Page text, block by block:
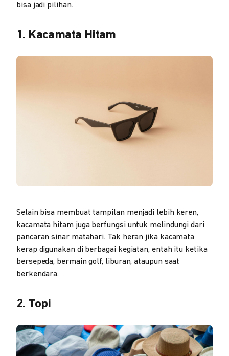
bisa jadi pilihan.
1. Kacamata Hitam
Selain bisa membuat tampilan menjadi lebih keren,
kacamata hitam juga berfungsi untuk melindungi dari
pancaran sinar matahari. Tak heran jika kacamata
kerap digunakan di berbagai kegiatan, entah itu ketika
bersepeda, bermain golf, liburan, ataupun saat
berkendara.
2. Topi